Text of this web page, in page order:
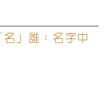
」誰：名字中